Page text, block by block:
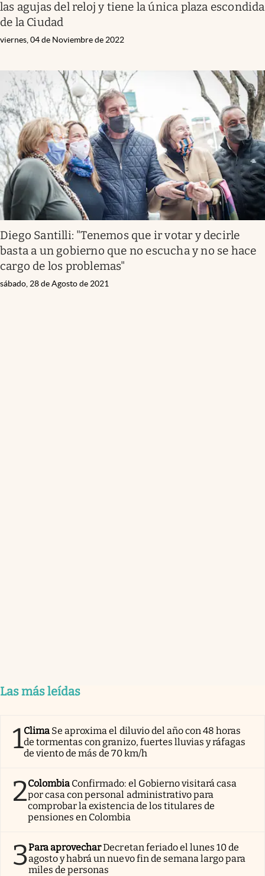
las agujas del reloj y tiene la única plaza escondida
de la Ciudad
viernes, 04 de Noviembre de 2022
Diego Santilli: "Tenemos que ir votar y decirle
basta a un gobierno que no escucha y no se hace
cargo de los problemas"
sábado, 28 de Agosto de 2021
Las más leídas
1Clima Se aproxima el diluvio del año con 48 horas
de tormentas con granizo, fuertes lluvias y ráfagas
de viento de más de 70 km/h
2Colombia Confirmado: el Gobierno visitará casa
por casa con personal administrativo para
comprobar la existencia de los titulares de
pensiones en Colombia
3Para aprovecharDecretan feriado el lunes 10 de
agosto y habrá un nuevo fin de semana largo para
miles de personas